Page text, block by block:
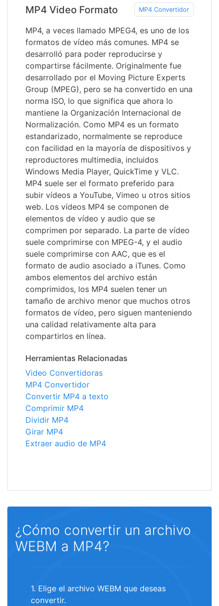
MP4 Video Formato MP4 Convertidor
MP4, a veces llamado MPEG4, es uno de los
formatos de vídeo más comunes. MP4 se
desarrolló para poder reproducirse y
compartirse fácilmente. Originalmente fue
desarrollado por el Moving Picture Experts
Group (MPEG), pero se ha convertido en una
norma ISO, lo que significa que ahora lo
mantiene la Organización Internacional de
Normalización. Como MP4 es un formato
estandarizado, normalmente se reproduce
con facilidad en la mayoría de dispositivos y
reproductores multimedia, incluidos
Windows Media Player, QuickTime y VLC.
MP4 suele ser el formato preferido para
subir vídeos a YouTube, Vimeo u otros sitios
web. Los vídeos MP4 se componen de
elementos de vídeo y audio que se
comprimen por separado. La parte de vídeo
suele comprimirse con MPEG-4, y el audio
suele comprimirse con AAC, que es el
formato de audio asociado a iTunes. Como
ambos elementos del archivo están
comprimidos, los MP4 suelen tener un
tamaño de archivo menor que muchos otros
formatos de vídeo, pero siguen manteniendo
una calidad relativamente alta para
compartirlos en línea.
Herramientas Relacionadas
Video Convertidoras
MP4 Convertidor
Convertir MP4 a texto
Comprimir MP4
Dividir MP4
Girar MP4
Extraer audio de MP4
¿Cómo convertir un archivo
WEBM a MP4?
1. Elige el archivo WEBM que deseas
convertir.